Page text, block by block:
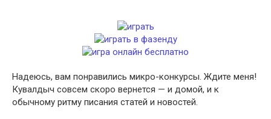
Надеюсь, вам понравились микро-конкурсы. Ждите меня!
Кувалдыч совсем скоро вернется — и домой, и к
обычному ритму писания статей и новостей.